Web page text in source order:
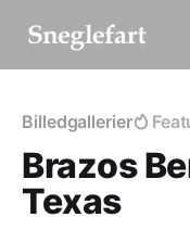
Billedgallerier
Brazos
Texas